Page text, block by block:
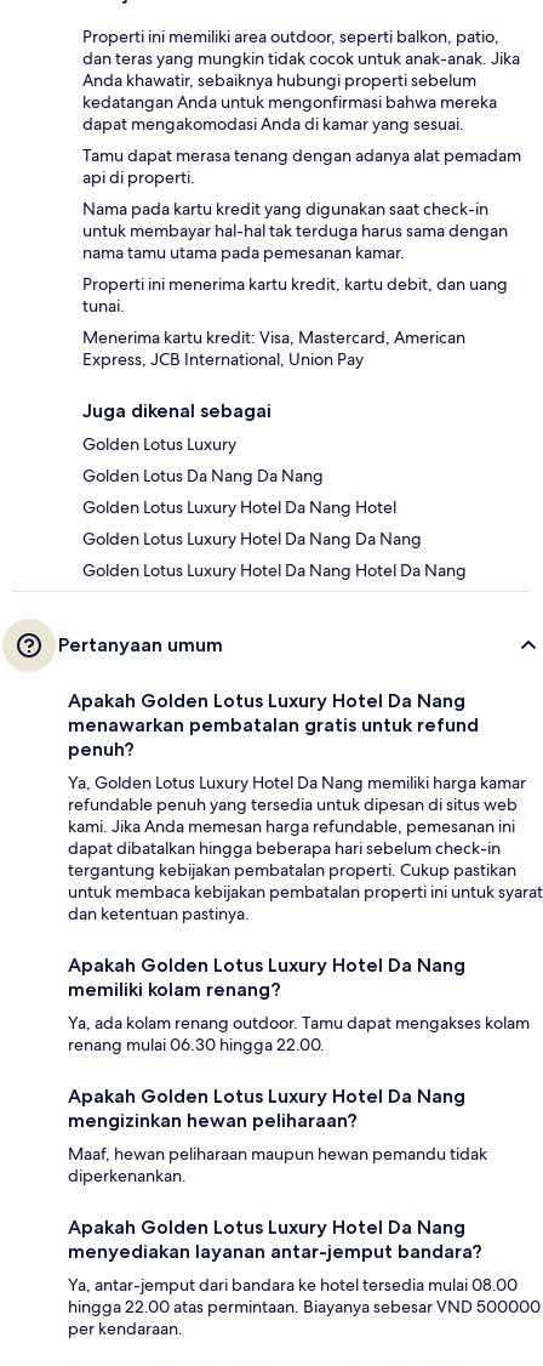
Properti ini memiliki area outdoor, seperti balkon, patio,
dan teras yang mungkin tidak cocok untuk anak-anak. Jika
Anda khawatir, sebaiknya hubungi properti sebelum
kedatangan Anda untuk mengonfirmasi bahwa mereka
dapat mengakomodasi Anda di kamar yang sesuai.
Tamu dapat merasa tenang dengan adanya alat pemadam
api di properti.
Nama pada kartu kredit yang digunakan saat check-in
untuk membayar hal-hal tak terduga harus sama dengan
nama tamu utama pada pemesanan kamar.
Properti ini menerima kartu kredit, kartu debit, dan uang
tunai.
Menerima kartu kredit: Visa, Mastercard, American
Express, JCB International, Union Pay
Juga dikenal sebagai
Golden Lotus Luxury
Golden Lotus Da Nang Da Nang
Golden Lotus Luxury Hotel Da Nang Hotel
Golden Lotus Luxury Hotel Da Nang Da Nang
Golden Lotus Luxury Hotel Da Nang Hotel Da Nang
Pertanyaan umum
Apakah Golden Lotus Luxury Hotel Da Nang
menawarkan pembatalan gratis untuk refund
penuh?
Ya, Golden Lotus Luxury Hotel Da Nang memiliki harga kamar
refundable penuh yang tersedia untuk dipesan di situs web
kami. Jika Anda memesan harga refundable, pemesanan ini
dapat dibatalkan hingga beberapa hari sebelum check-in
tergantung kebijakan pembatalan properti. Cukup pastikan
untuk membaca kebijakan pembatalan properti ini untuk syarat
dan ketentuan pastinya.
Apakah Golden Lotus Luxury Hotel Da Nang
memiliki kolam renang?
Ya, ada kolam renang outdoor. Tamu dapat mengakses kolam
renang mulai 06.30 hingga 22.00.
Apakah Golden Lotus Luxury Hotel Da Nang
mengizinkan hewan peliharaan?
Maaf, hewan peliharaan maupun hewan pemandu tidak
diperkenankan.
Apakah Golden Lotus Luxury Hotel Da Nang
menyediakan layanan antar-jemput bandara?
Ya, antar-jemput dari bandara ke hotel tersedia mulai 08.00
hingga 22.00 atas permintaan. Biayanya sebesar VND 500000
per kendaraan.